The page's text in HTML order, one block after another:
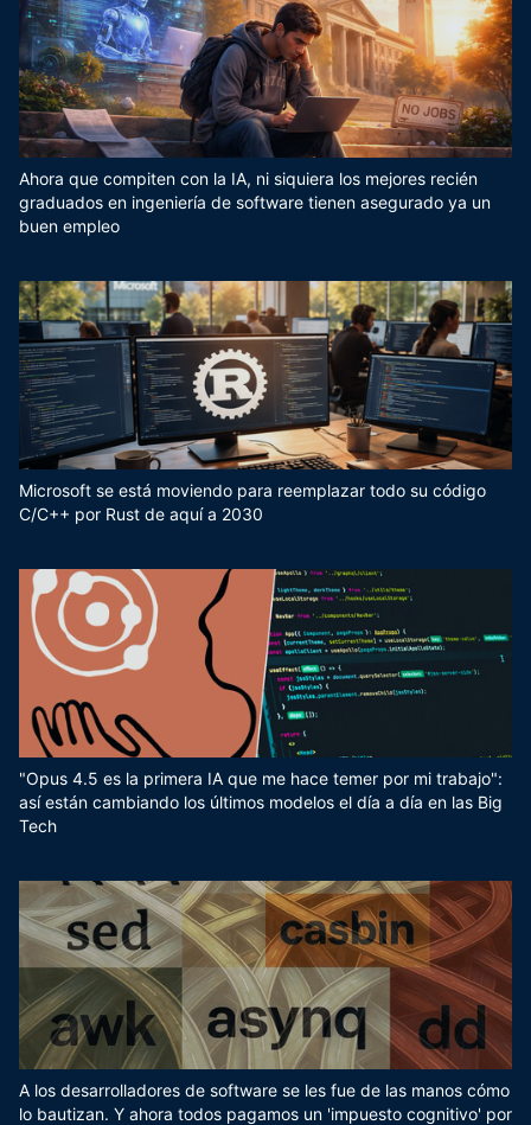
Ahora que compiten con la IA, ni siquiera los mejores recién
graduados en ingeniería de software tienen asegurado ya un
buen empleo
Microsoft se está moviendo para reemplazar todo su código
C/C++ por Rust de aquí a 2030
"Opus 4.5 es la primera IA que me hace temer por mi trabajo":
así están cambiando los últimos modelos el día a día en las Big
Tech
A los desarrolladores de software se les fue de las manos cómo
lo bautizan. Y ahora todos pagamos un 'impuesto cognitivo' por